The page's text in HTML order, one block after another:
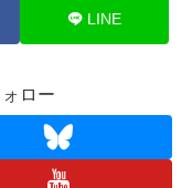
LINE
ロー